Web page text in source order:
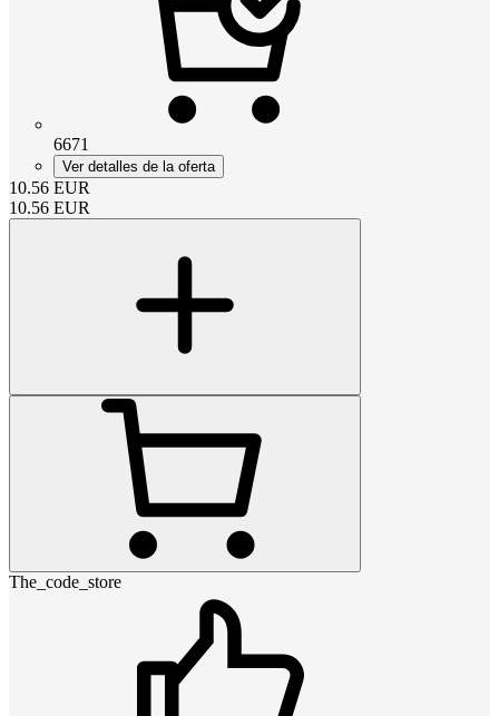
6671
Ver detalles de la oferta
10.56 EUR
10.56 EUR
The_code_store